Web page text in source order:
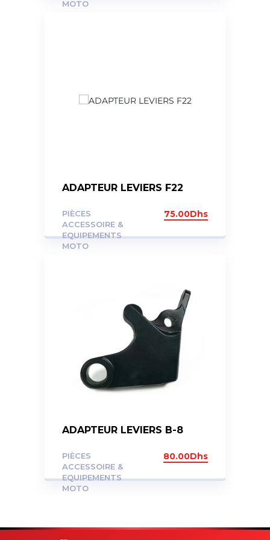
MOTO
ADAPTEUR LEVIERS F22
PIÈCES
ACCESSOIRE &
EQUIPEMENTS
MOTO
75.00Dhs
ADAPTEUR LEVIERS B-8
PIÈCES
ACCESSOIRE &
EQUIPEMENTS
MOTO
80.00Dhs